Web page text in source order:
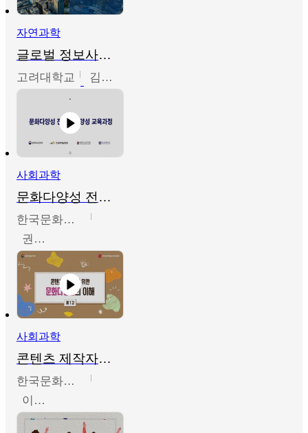
자연과학
글로벌 정보사회와 통계의 창의적 기능
고려대학교 김희영
사회과학
문화다양성 전문인력 양성 기본과정 - 문화다양성의 이해
한국문화예술교육진흥원
권숙인 외 8명
사회과학
콘텐츠 제작자를 위한 문화다양성의 이해
한국문화예술교육진흥원
이성민